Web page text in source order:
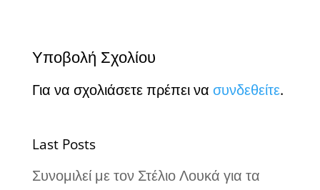
Υποβολή Σχολίου
Για να σχολιάσετε πρέπει να συνδεθείτε.
Last Posts
Συνομιλεί με τον Στέλιο Λουκά για τα